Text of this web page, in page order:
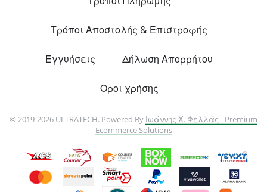
Τρόποι Αποστολής & Επιστροφής
Εγγυήσεις Δήλωση Απορρήτου
Όροι χρήσης
© 2019-2026 ULTRATECH. Powered By Ιωάννης Χ. Φελλάς - Premium
Ecommerce Solutions